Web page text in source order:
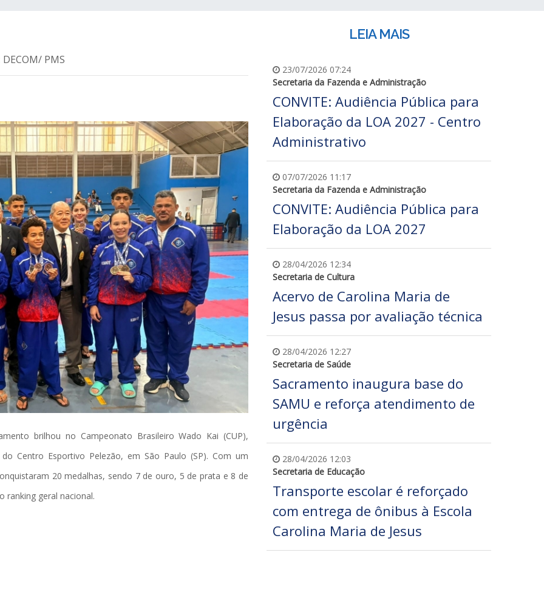
PMS
brilhou no Campeonato Brasileiro Wado Kai (CUP),
Centro Esportivo Pelezão, em São Paulo (SP). Com um
20 medalhas, sendo 7 de ouro, 5 de prata e 8 de
ranking geral nacional.
LEIA MAIS
23/07/2026 07:24
Secretaria da Fazenda e Administração
CONVITE: Audiência Pública para
Elaboração da LOA 2027 - Centro
Administrativo
07/07/2026 11:17
Secretaria da Fazenda e Administração
CONVITE: Audiência Pública para
Elaboração da LOA 2027
28/04/2026 12:34
Secretaria de Cultura
Acervo de Carolina Maria de
Jesus passa por avaliação técnica
28/04/2026 12:27
Secretaria de Saúde
Sacramento inaugura base do
SAMU e reforça atendimento de
urgência
28/04/2026 12:03
Secretaria de Educação
Transporte escolar é reforçado
com entrega de ônibus à Escola
Carolina Maria de Jesus